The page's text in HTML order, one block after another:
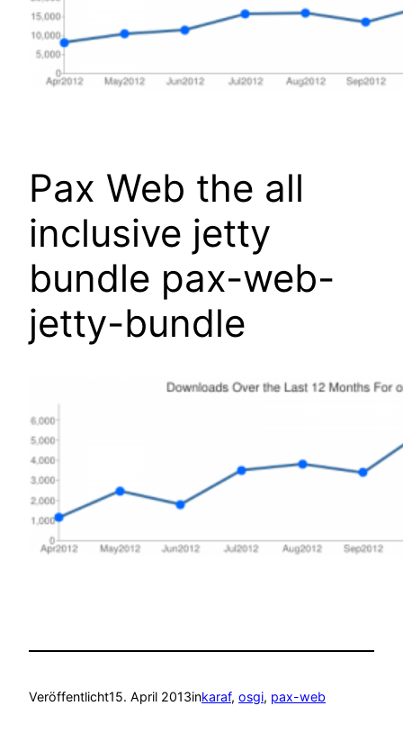
Pax Web the all
inclusive jetty
bundle pax-web-
jetty-bundle
Veröffentlicht15. April 2013inkaraf, osgi, pax-web